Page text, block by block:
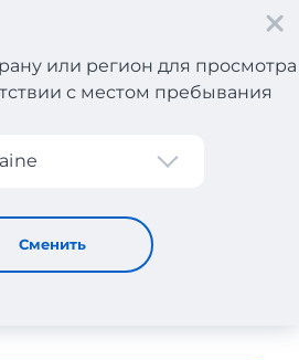
или регион для просмотра
с местом пребывания
Сменить